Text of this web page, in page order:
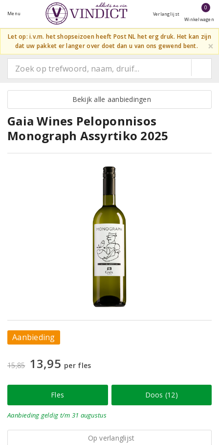
Menu Verlanglijst
0
Winkelwagen
Let op: i.v.m. het shopseizoen heeft Post NL het erg druk. Het kan zijn
dat uw pakket er langer over doet dan u van ons gewend bent.
×
Bekijk alle aanbiedingen
Gaia Wines Peloponnisos
Monograph Assyrtiko 2025
Aanbieding
15,85 13,95 per fles
Fles Doos (12)
Aanbieding geldig t/m 31 augustus
Op verlanglijst